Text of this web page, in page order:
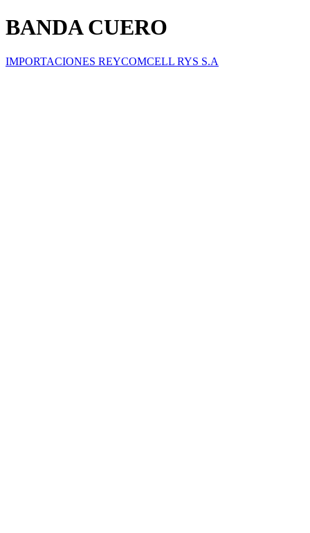
BANDA CUERO
IMPORTACIONES REYCOMCELL RYS S.A